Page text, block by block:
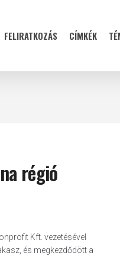
FELIRATKOZÁS CÍMKÉK
régió
Kft. vezetésével
és megkezdődött a